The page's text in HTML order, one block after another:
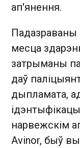
ап'янення.
Падазраваны
месца
затрыманы
даў
дыпламата,
нарвежскім
Avinor, быў